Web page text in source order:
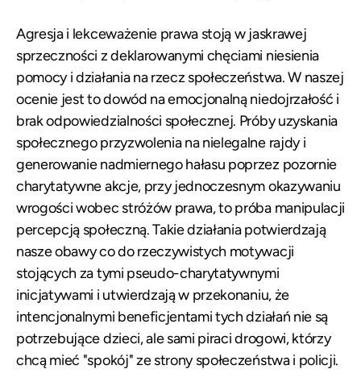
Agresja i lekceważenie prawa stoją w jaskrawej
sprzeczności z deklarowanymi chęciami niesienia
pomocy i działania na rzecz społeczeństwa. W naszej
ocenie jest to dowód na emocjonalną niedojrzałość i
brak odpowiedzialności społecznej. Próby uzyskania
społecznego przyzwolenia na nielegalne rajdy i
generowanie nadmiernego hałasu poprzez pozornie
charytatywne akcje, przy jednoczesnym okazywaniu
wrogości wobec stróżów prawa, to próba manipulacji
percepcją społeczną. Takie działania potwierdzają
nasze obawy co do rzeczywistych motywacji
stojących za tymi pseudo-charytatywnymi
inicjatywami i utwierdzają w przekonaniu, że
intencjonalnymi beneficjentami tych działań nie są
potrzebujące dzieci, ale sami piraci drogowi, którzy
chcą mieć "spokój" ze strony społeczeństwa i policji.